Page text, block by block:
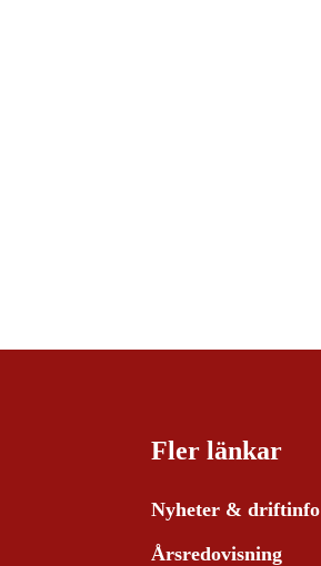
Fler länkar
Nyheter & driftinfo
Årsredovisning